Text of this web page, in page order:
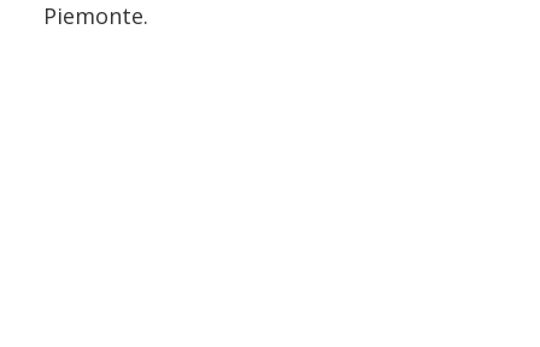
Piemonte.